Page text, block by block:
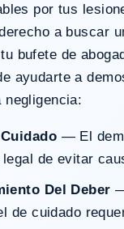
por tus
a buscar
bufete de
ayudarte a
negligencia:
Cuidado — El
de evitar
Del Deber
de cuidado